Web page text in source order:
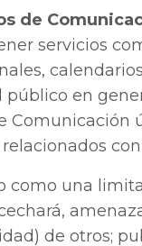
de
servicios
en
como una
de otros;